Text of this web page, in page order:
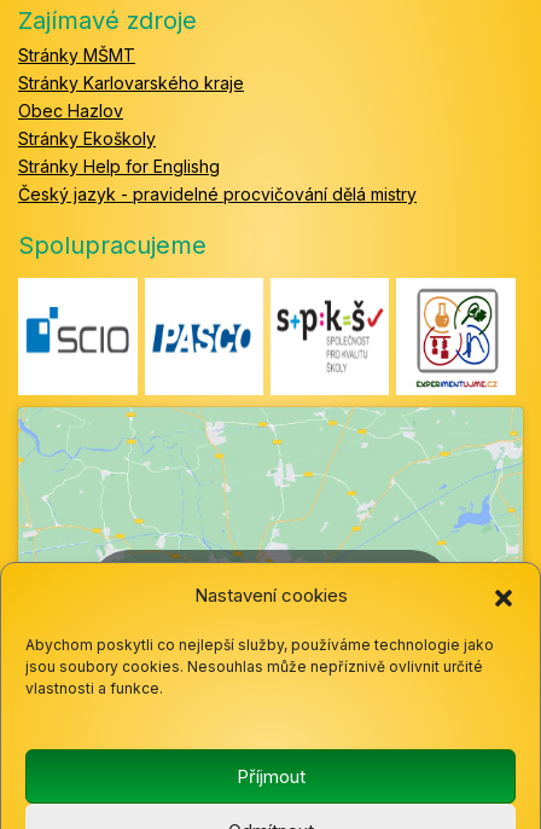
Nastavení cookies
Abychom poskytli co nejlepší služby, používáme technologie jako
jsou soubory cookies. Nesouhlas může nepříznivě ovlivnit určité
vlastnosti a funkce.
Příjmout
Zajímavé zdroje
Stránky MŠMT
Stránky Karlovarského kraje
Obec Hazlov
Stránky Ekoškoly
Stránky Help for Englishg
Český jazyk - pravidelné procvičování dělá mistry
Spolupracujeme
cookie a povolte tento obsah